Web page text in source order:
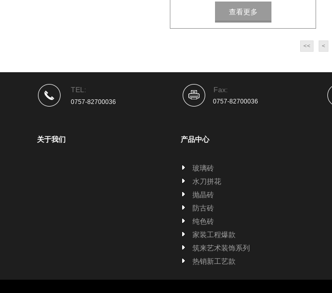
查看更多
<< <
TEL:
0757-82700036
Fax:
0757-82700036
关于我们 产品中心
玻璃砖
水刀拼花
抛晶砖
防古砖
纯色砖
家装工程爆款
筑来艺术装饰系列
热销新工艺款